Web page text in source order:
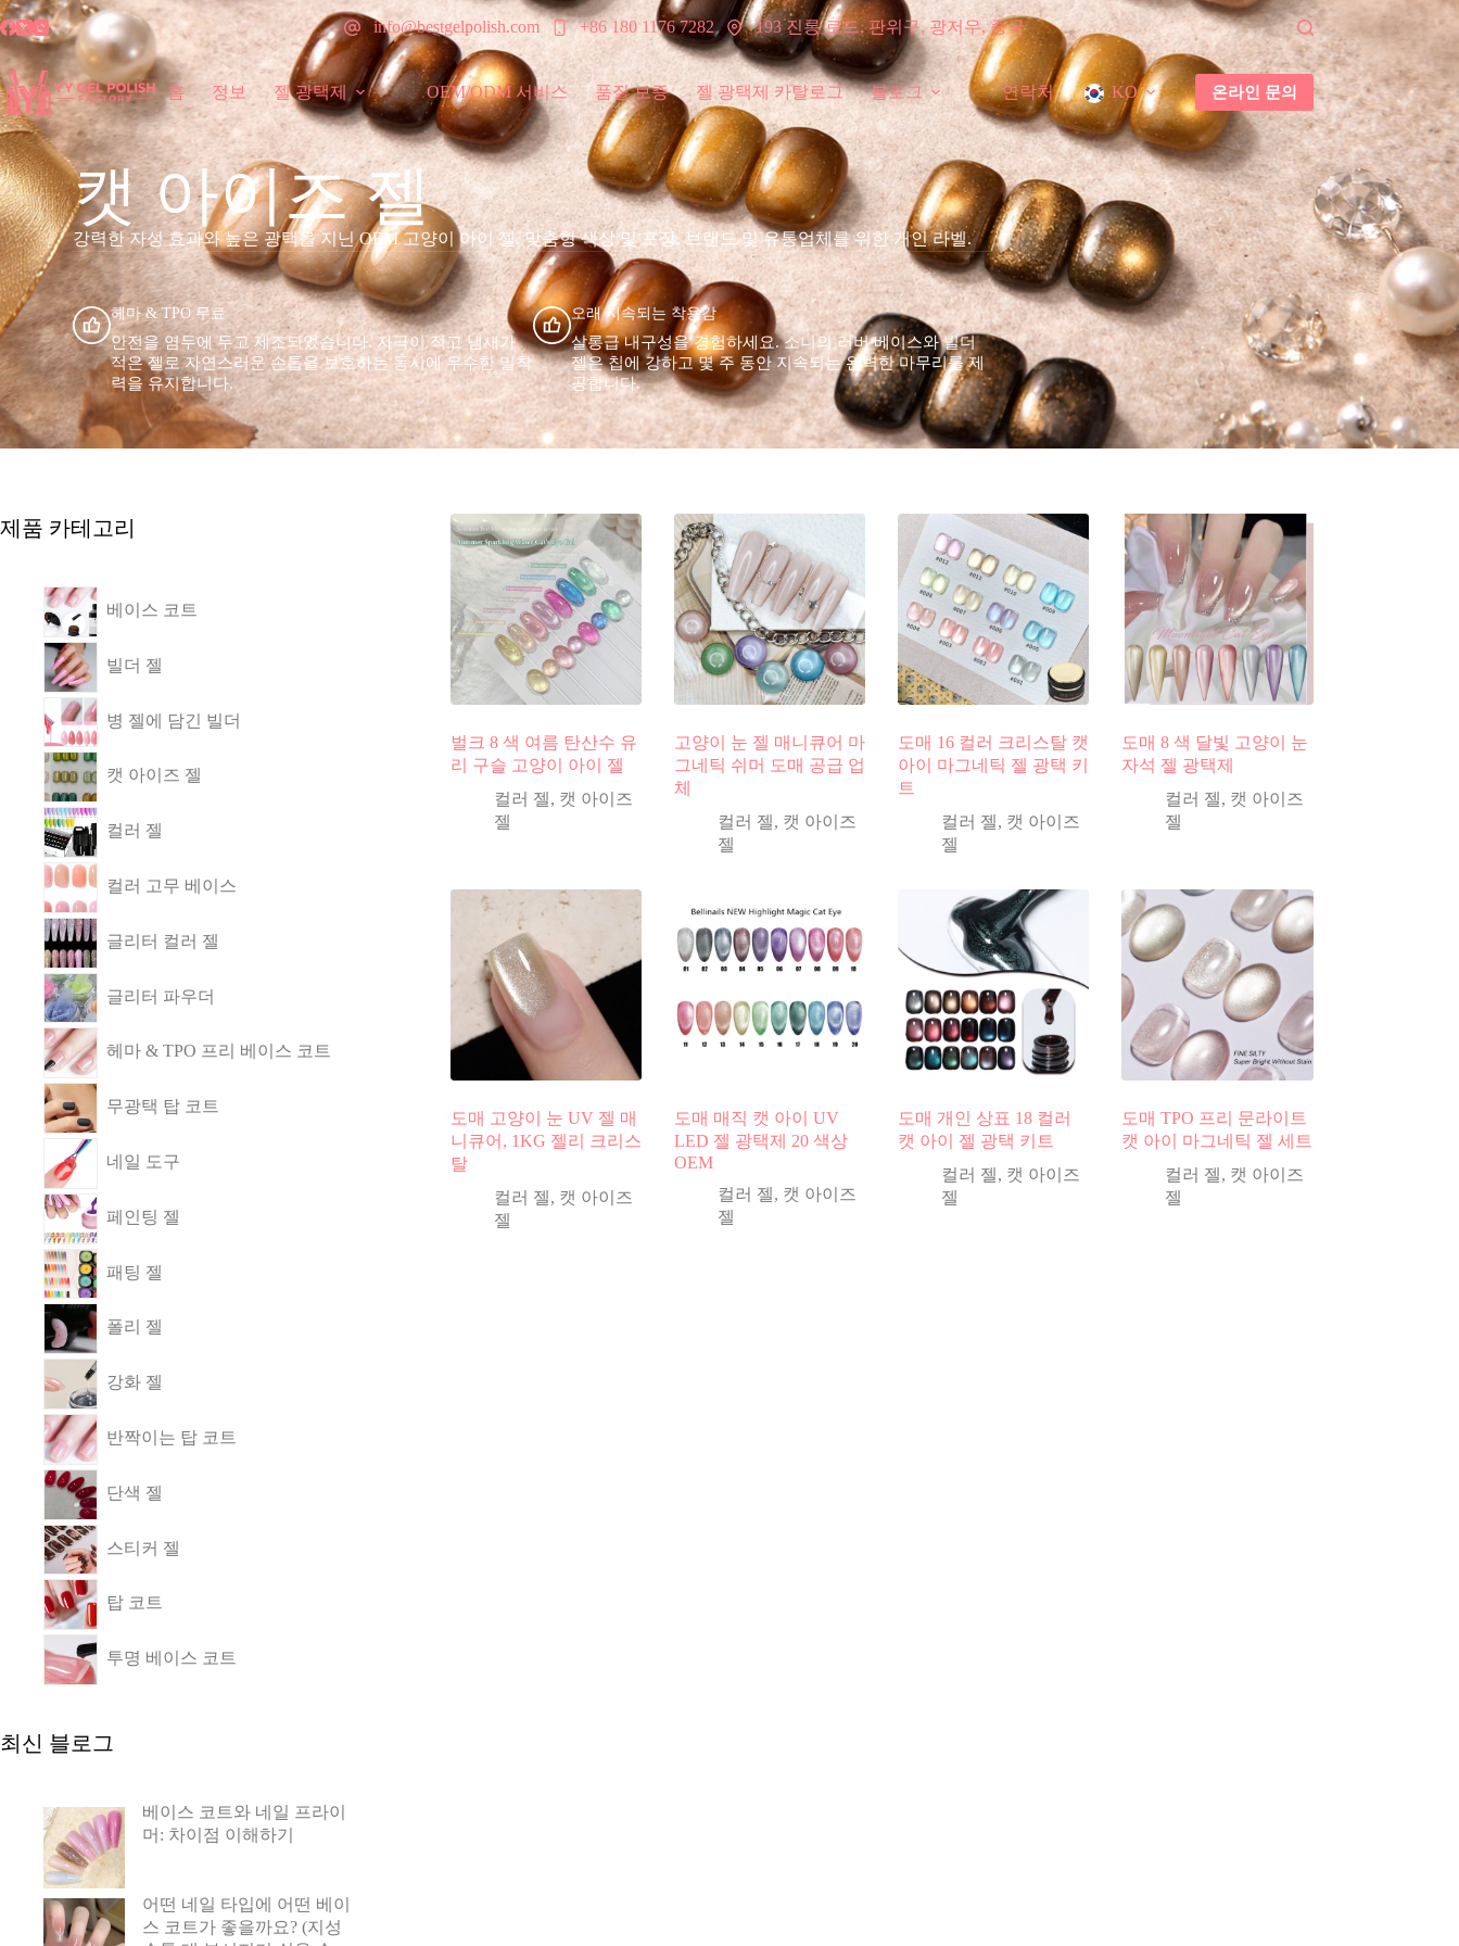
info@bestgelpolish.com +86 180 1176 7282 193 진롱 로드, 판위구, 광저우, 중국
홈 정보 젤 광택제 OEM/ODM 서비스 품질 보증 젤 광택제 카탈로그 블로그 연락처 KO 온라인 문의
캣 아이즈 젤
강력한 자성 효과와 높은 광택을 지닌 OEM 고양이 아이 젤. 맞춤형 색상 및 포장. 브랜드 및 유통업체를 위한 개인 라벨.
헤마 & TPO 무료
안전을 염두에 두고 제조되었습니다. 자극이 적고 냄새가
적은 젤로 자연스러운 손톱을 보호하는 동시에 우수한 밀착
력을 유지합니다.
오래 지속되는 착용감
살롱급 내구성을 경험하세요. 소니의 러버 베이스와 빌더
젤은 칩에 강하고 몇 주 동안 지속되는 완벽한 마무리를 제
공합니다.
벌크 8 색 여름 탄산수 유
리 구슬 고양이 아이 젤
컬러 젤, 캣 아이즈
젤
고양이 눈 젤 매니큐어 마
그네틱 쉬머 도매 공급 업
체
컬러 젤, 캣 아이즈
젤
도매 16 컬러 크리스탈 캣
아이 마그네틱 젤 광택 키
트
컬러 젤, 캣 아이즈
젤
도매 8 색 달빛 고양이 눈
자석 젤 광택제
컬러 젤, 캣 아이즈
젤
도매 고양이 눈 UV 젤 매
니큐어, 1KG 젤리 크리스
탈
컬러 젤, 캣 아이즈
젤
도매 매직 캣 아이 UV
LED 젤 광택제 20 색상
OEM
컬러 젤, 캣 아이즈
젤
도매 개인 상표 18 컬러
캣 아이 젤 광택 키트
컬러 젤, 캣 아이즈
젤
도매 TPO 프리 문라이트
캣 아이 마그네틱 젤 세트
컬러 젤, 캣 아이즈
젤
제품 카테고리
베이스 코트
빌더 젤
병 젤에 담긴 빌더
캣 아이즈 젤
컬러 젤
컬러 고무 베이스
글리터 컬러 젤
글리터 파우더
헤마 & TPO 프리 베이스 코트
무광택 탑 코트
네일 도구
페인팅 젤
패팅 젤
폴리 젤
강화 젤
반짝이는 탑 코트
단색 젤
스티커 젤
탑 코트
투명 베이스 코트
최신 블로그
베이스 코트와 네일 프라이
머: 차이점 이해하기
어떤 네일 타입에 어떤 베이
스 코트가 좋을까요? (지성